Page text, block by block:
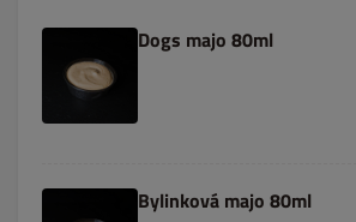
Dogs majo 80ml
Bylinková majo 80ml